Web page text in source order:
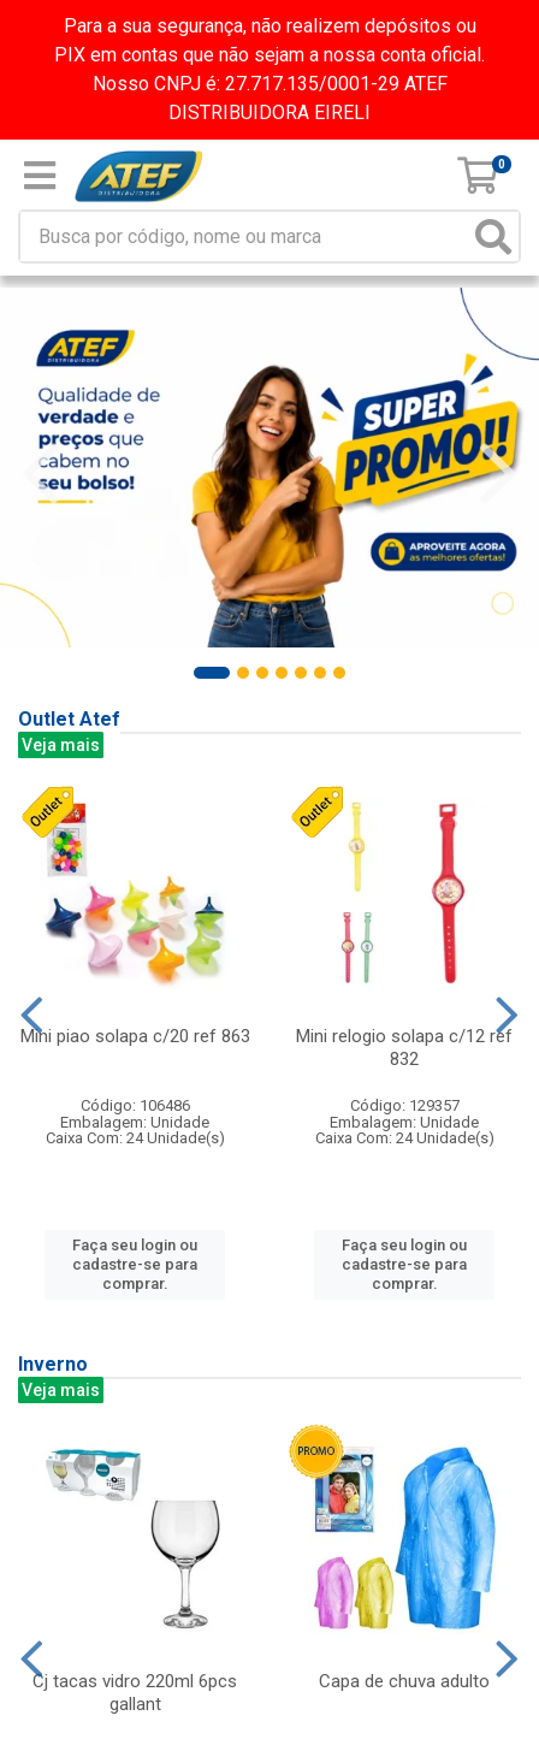
Para a sua segurança, não realizem depósitos ou
PIX em contas que não sejam a nossa conta oficial.
Nosso CNPJ é: 27.717.135/0001-29 ATEF
DISTRIBUIDORA EIRELI
0
Outlet Atef
Veja mais
Mini piao solapa c/20 ref 863
Código: 106486
Embalagem: Unidade
Caixa Com: 24 Unidade(s)
Faça seu login ou
cadastre-se para
comprar.
Mini relogio solapa c/12 ref
832
Código: 129357
Embalagem: Unidade
Caixa Com: 24 Unidade(s)
Faça seu login ou
cadastre-se para
comprar.
Inverno
Veja mais
Cj tacas vidro 220ml 6pcs
gallant
Capa de chuva adulto